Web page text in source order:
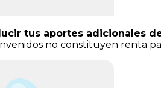
tus aportes adicionales
no constituyen renta